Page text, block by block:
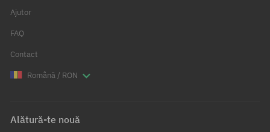
Ajutor
FAQ
Contact
Română / RON
Alătură-te nouă